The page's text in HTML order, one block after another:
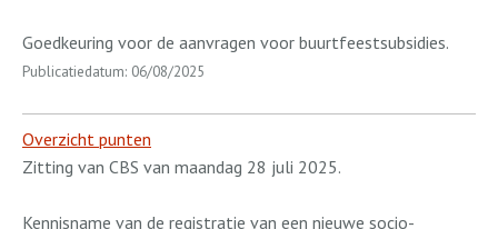
Goedkeuring voor de aanvragen voor buurtfeestsubsidies.
Publicatiedatum: 06/08/2025
Overzicht punten
Zitting van CBS van maandag 28 juli 2025.
Kennisname van de registratie van een nieuwe socio-